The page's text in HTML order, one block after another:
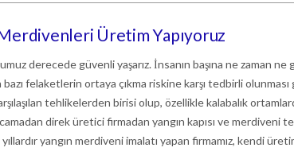
Üretim Yapıyoruz
derecede güvenli yaşarız. İnsanın başına ne zaman ne
felaketlerin ortaya çıkma riskine karşı tedbirli olunması
tehlikelerden birisi olup, özellikle kalabalık
direk üretici firmadan yangın kapısı ve merdiveni
yangın merdiveni imalatı yapan firmamız, kendi